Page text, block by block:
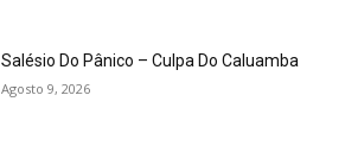
Salésio Do Pânico – Culpa Do Caluamba
Agosto 9, 2026